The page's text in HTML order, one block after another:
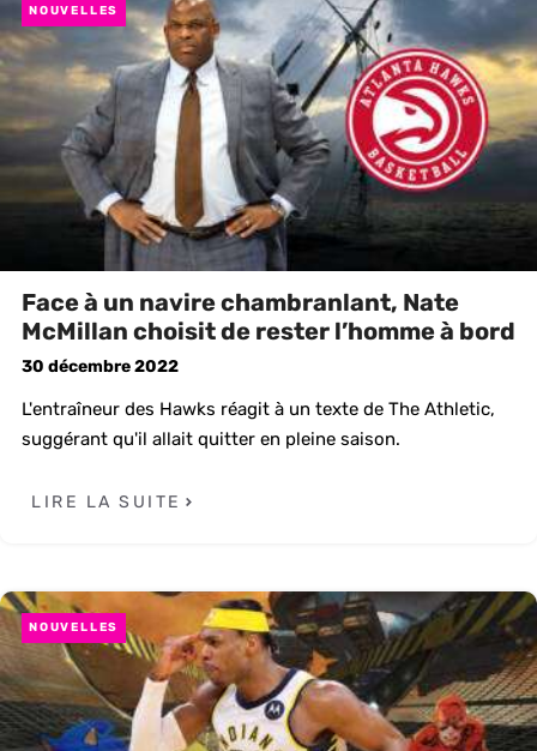
NOUVELLES
Face à un navire chambranlant, Nate
McMillan choisit de rester l’homme à bord
30 décembre 2022
L'entraîneur des Hawks réagit à un texte de The Athletic,
suggérant qu'il allait quitter en pleine saison.
LIRE LA SUITE
NOUVELLES